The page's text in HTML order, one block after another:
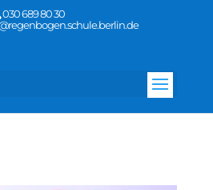
030 689 80 30